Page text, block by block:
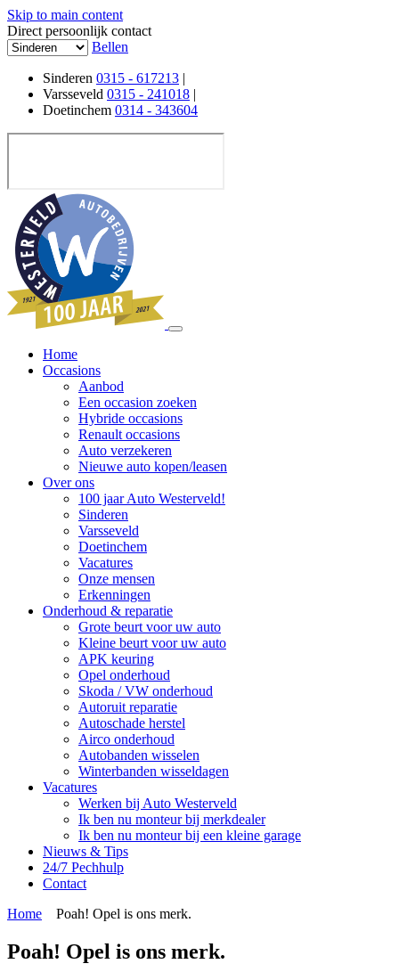
Skip to main content
Direct persoonlijk contact
Bellen
Sinderen 0315 - 617213 |
Varsseveld 0315 - 241018 |
Doetinchem 0314 - 343604
Home
Occasions
Aanbod
Een occasion zoeken
Hybride occasions
Renault occasions
Auto verzekeren
Nieuwe auto kopen/leasen
Over ons
100 jaar Auto Westerveld!
Sinderen
Varsseveld
Doetinchem
Vacatures
Onze mensen
Erkenningen
Onderhoud & reparatie
Grote beurt voor uw auto
Kleine beurt voor uw auto
APK keuring
Opel onderhoud
Skoda / VW onderhoud
Autoruit reparatie
Autoschade herstel
Airco onderhoud
Autobanden wisselen
Winterbanden wisseldagen
Vacatures
Werken bij Auto Westerveld
Ik ben nu monteur bij merkdealer
Ik ben nu monteur bij een kleine garage
Nieuws & Tips
24/7 Pechhulp
Contact
Home
Poah! Opel is ons merk.
Poah! Opel is ons merk.